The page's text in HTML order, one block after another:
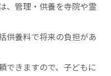
、管理・供養を寺院や霊
供養料で将来の負担があ
できますので、子どもに